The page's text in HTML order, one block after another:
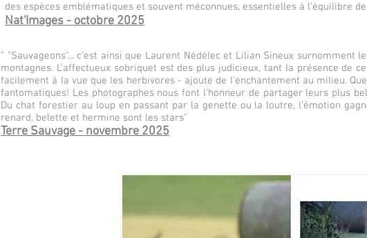
des espèces emblématiques et souvent méconnues, essentielles à l'équilibre
Nat'Images - octobre 2025
" "Sauvageons"... c'est ainsi que Laurent Nédélec et Lilian Sineux surnomment
montagnes. L'affectueux sobriquet est des plus judicieux, tant la présence de
facilement à la vue que les herbivores - ajoute de l'enchantement au milieu.
fantomatiques! Les photographes nous font l'honneur de partager leurs plus
Du chat forestier au loup en passant par la genette ou la loutre, l'émotion
renard, belette et hermine sont les stars"
Terre Sauvage - novembre 2025